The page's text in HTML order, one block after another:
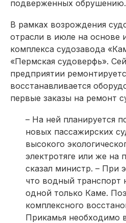
подверженных обрушению.
В рамках возрождения
отрасли в июле на основе
комплекса судозавода
«Пермская судоверфь».
предприятии
восстанавливается
первые заказы на ремонт
– На ней планируется
новых пассажирских
высокого
электротяге или же на
сказал министр. – При
что водный транспорт
одной только Каме.
комплексного
Прикамья необходимо